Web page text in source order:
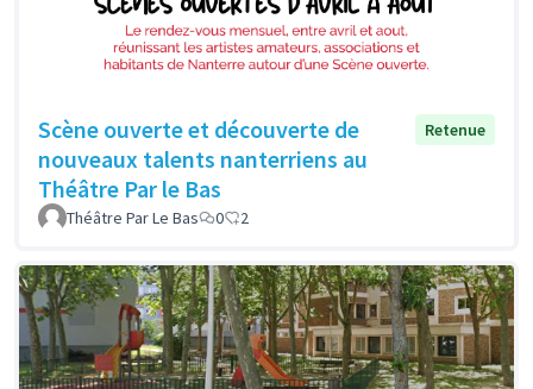
Scène ouverte et découverte de
nouveaux talents nanterriens au
Théâtre Par le Bas
Retenue
Théâtre Par Le Bas 0 2